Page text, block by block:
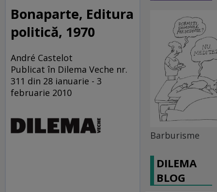
Bonaparte, Editura
politică, 1970
André Castelot
Publicat în Dilema Veche nr.
311 din 28 ianuarie - 3
februarie 2010
Barburisme
DILEMA
BLOG